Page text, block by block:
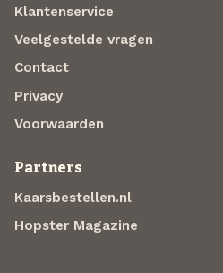
Klantenservice
Veelgestelde vragen
Contact
Privacy
Voorwaarden
Partners
Kaarsbestellen.nl
Hopster Magazine